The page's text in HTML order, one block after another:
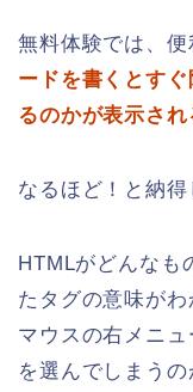
無料体験では、便
ードを書くとす
るのかが表示され
なるほど！と納得
HTMLがどんなも
たタグの意味が
マウスの右メニュ
を選んでしまうの